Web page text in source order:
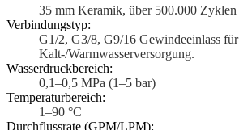
35 mm Keramik, über 500.000 Zyklen
Verbindungstyp:
G1/2, G3/8, G9/16 Gewindeeinlass für
Kalt-/Warmwasserversorgung.
Wasserdruckbereich:
0,1–0,5 MPa (1–5 bar)
Temperaturbereich:
1–90 °C
Durchflussrate (GPM/LPM):